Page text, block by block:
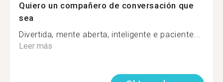
Quiero un compañero de conversación que
sea
Divertida, mente aberta, inteligente e paciente...
Leer más